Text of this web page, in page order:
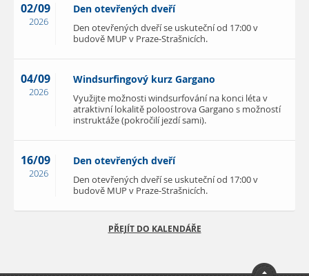
02/09
2026
Den otevřených dveří
Den otevřených dveří se uskuteční od 17:00 v
budově MUP v Praze-Strašnicích.
04/09
2026
Windsurfingový kurz Gargano
Využijte možnosti windsurfování na konci léta v
atraktivní lokalitě poloostrova Gargano s možností
instruktáže (pokročilí jezdí sami).
16/09
2026
Den otevřených dveří
Den otevřených dveří se uskuteční od 17:00 v
budově MUP v Praze-Strašnicích.
PŘEJÍT DO KALENDÁŘE